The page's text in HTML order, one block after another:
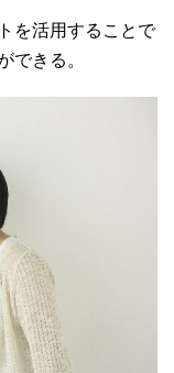
を活用することで
できる。